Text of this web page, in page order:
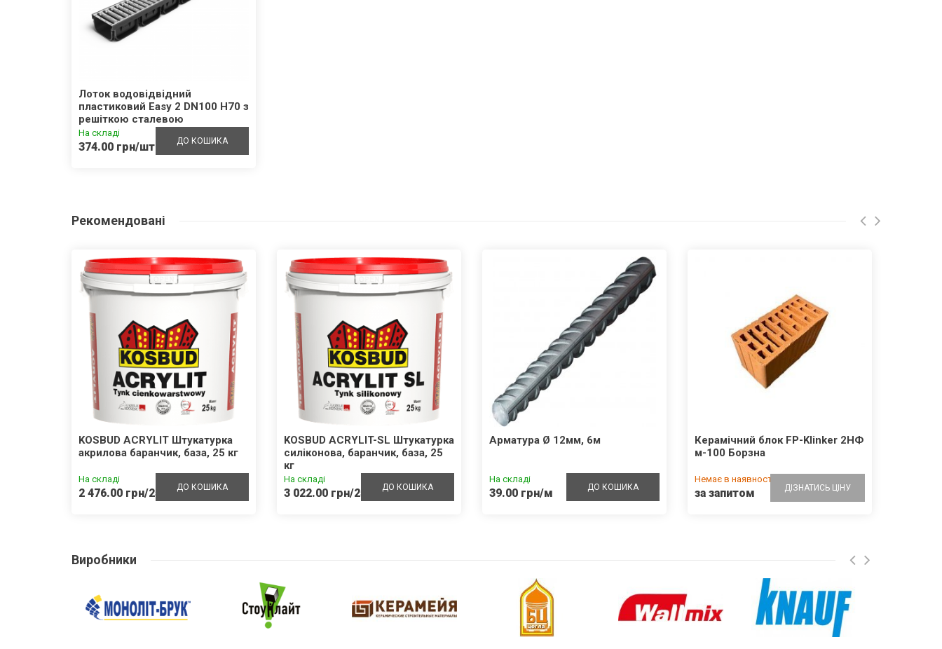
Лоток водовідвідний
пластиковий Easy 2 DN100 H70 з
решіткою сталевою
оцинкованою щілинною А15
0881011
На складі
374.00 грн/шт. ДО КОШИКА
Рекомендовані
KOSBUD ACRYLIT Штукатурка
акрилова баранчик, база, 25 кг
На складі
2 476.00 грн/25кг ДО КОШИКА
KOSBUD ACRYLIT-SL Штукатурка
силіконова, баранчик, база, 25
кг
На складі
3 022.00 грн/25кг ДО КОШИКА
Арматура Ø 12мм, 6м
На складі
39.00 грн/м ДО КОШИКА
Керамічний блок FP-Klinker 2НФ
м-100 Борзна
Немає в наявності
за запитом ДІЗНАТИСЬ ЦІНУ
Виробники